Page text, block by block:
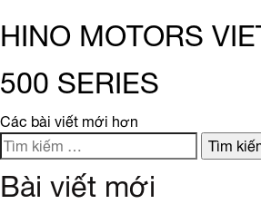
HINO MOTORS
500 SERIES
Điều
hướng
Các bài viết mới hơn
Tìm
kiếm
cho:
Bài viết mới